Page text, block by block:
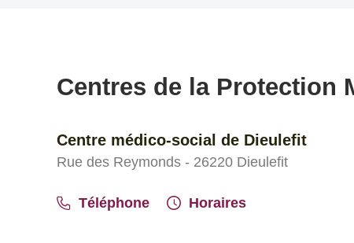
Centres de la Protection
Centre médico-social de Dieulefit
Rue des Reymonds - 26220 Dieulefit
Téléphone Horaires